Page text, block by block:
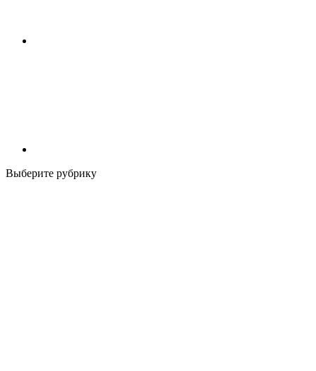
Выберите рубрику